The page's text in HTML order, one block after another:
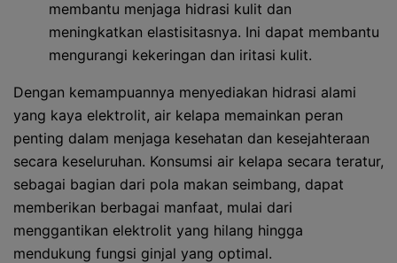
membantu menjaga hidrasi kulit dan
meningkatkan elastisitasnya. Ini dapat membantu
mengurangi kekeringan dan iritasi kulit.
Dengan kemampuannya menyediakan hidrasi alami
yang kaya elektrolit, air kelapa memainkan peran
penting dalam menjaga kesehatan dan kesejahteraan
secara keseluruhan. Konsumsi air kelapa secara teratur,
sebagai bagian dari pola makan seimbang, dapat
memberikan berbagai manfaat, mulai dari
menggantikan elektrolit yang hilang hingga
mendukung fungsi ginjal yang optimal.